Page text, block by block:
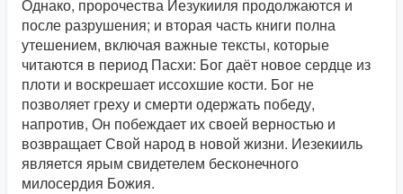
Однако, пророчества Иезукииля продолжаются и
после разрушения; и вторая часть книги полна
утешением, включая важные тексты, которые
читаются в период Пасхи: Бог даёт новое сердце из
плоти и воскрешает иссохшие кости. Бог не
позволяет греху и смерти одержать победу,
напротив, Он побеждает их своей верностью и
возвращает Свой народ в новой жизни. Иезекииль
является ярым свидетелем бесконечного
милосердия Божия.